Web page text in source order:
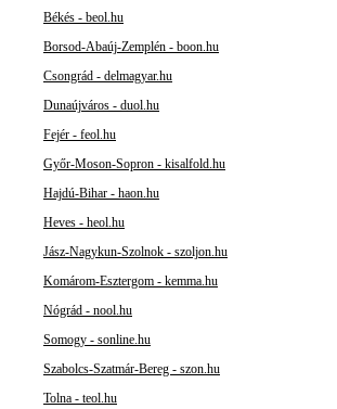
Békés - beol.hu
Borsod-Abaúj-Zemplén - boon.hu
Csongrád - delmagyar.hu
Dunaújváros - duol.hu
Fejér - feol.hu
Győr-Moson-Sopron - kisalfold.hu
Hajdú-Bihar - haon.hu
Heves - heol.hu
Jász-Nagykun-Szolnok - szoljon.hu
Komárom-Esztergom - kemma.hu
Nógrád - nool.hu
Somogy - sonline.hu
Szabolcs-Szatmár-Bereg - szon.hu
Tolna - teol.hu